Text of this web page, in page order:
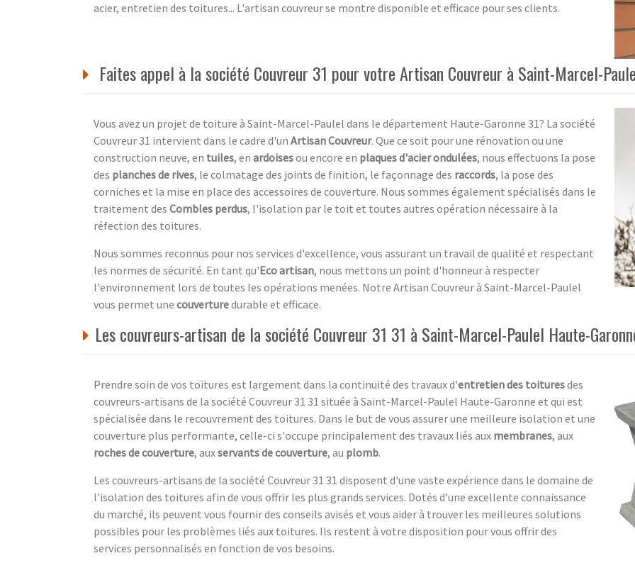
acier, entretien des toitures... L'artisan couvreur se montre disponible et efficace pour ses clients.
Faites appel à la société Couvreur 31 pour votre Artisan Couvreur à Saint-Marcel-
Vous avez un projet de toiture à Saint-Marcel-Paulel dans le département Haute-Garonne 31? La société
Couvreur 31 intervient dans le cadre d'un Artisan Couvreur. Que ce soit pour une rénovation ou une
construction neuve, en tuiles, en ardoisesou encore en plaques d'acier ondulées, nous effectuons la pose
des planches de rives, le colmatage des joints de finition, le façonnage des raccords, la pose des
corniches et la mise en place des accessoires de couverture. Nous sommes également spécialisés dans le
traitement des Combles perdus, l'isolation par le toit et toutes autres opération nécessaire à la
réfection des toitures.
Nous sommes reconnus pour nos services d'excellence, vous assurant un travail de qualité et respectant
les normes de sécurité. En tant qu'Eco artisan, nous mettons un point d'honneur à respecter
l'environnement lors de toutes les opérations menées. Notre Artisan Couvreur à Saint-Marcel-Paulel
vous permet une couverturedurable et efficace.
Les couvreurs-artisan de la société Couvreur 31 31 à Saint-Marcel-Paulel Haute-
Prendre soin de vos toitures est largement dans la continuité des travaux d'entretien des toituresdes
couvreurs-artisans de la société Couvreur 31 31 située à Saint-Marcel-Paulel Haute-Garonne et qui est
spécialisée dans le recouvrement des toitures. Dans le but de vous assurer une meilleure isolation et une
couverture plus performante, celle-ci s'occupe principalement des travaux liés aux membranes, aux
roches de couverture, auxservants de couverture, au plomb.
Les couvreurs-artisans de la société Couvreur 31 31 disposent d'une vaste expérience dans le domaine de
l'isolation des toitures afin de vous offrir les plus grands services. Dotés d'une excellente connaissance
du marché, ils peuvent vous fournir des conseils avisés et vous aider à trouver les meilleures solutions
possibles pour les problèmes liés aux toitures. Ils restent à votre disposition pour vous offrir des
services personnalisés en fonction de vos besoins.